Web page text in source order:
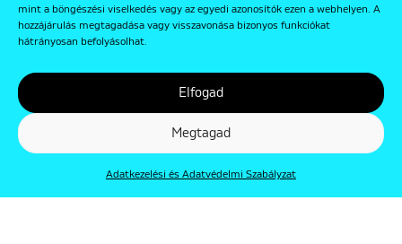
mint a böngészési viselkedés vagy az egyedi azonosítók ezen a webhelyen. A
hozzájárulás megtagadása vagy visszavonása bizonyos funkciókat
hátrányosan befolyásolhat.
Elfogad
Megtagad
Adatkezelési és Adatvédelmi Szabályzat